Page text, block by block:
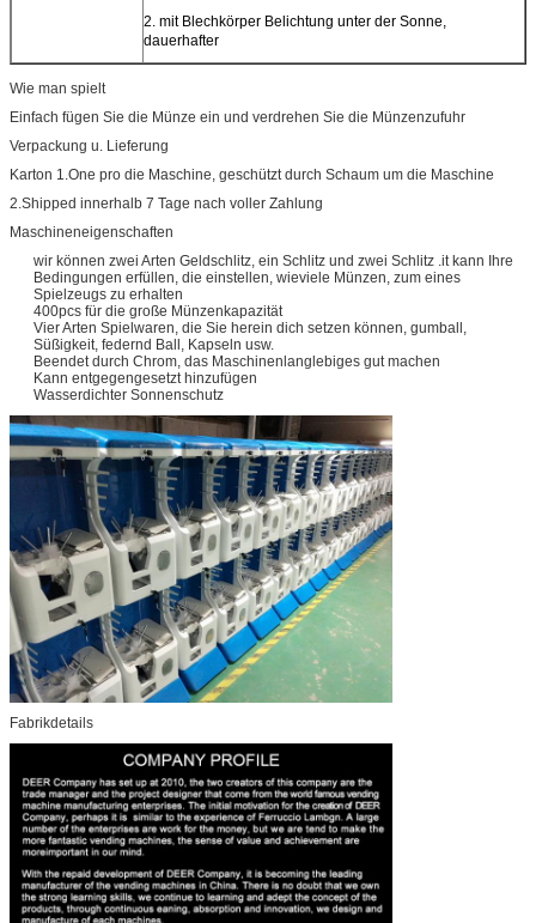
2. mit Blechkörper Belichtung unter der Sonne,
dauerhafter
Wie man spielt
Einfach fügen Sie die Münze ein und verdrehen Sie die Münzenzufuhr
Verpackung u. Lieferung
Karton 1.One pro die Maschine, geschützt durch Schaum um die Maschine
2.Shipped innerhalb 7 Tage nach voller Zahlung
Maschineneigenschaften
wir können zwei Arten Geldschlitz, ein Schlitz und zwei Schlitz .it kann Ihre
Bedingungen erfüllen, die einstellen, wieviele Münzen, zum eines
Spielzeugs zu erhalten
400pcs für die große Münzenkapazität
Vier Arten Spielwaren, die Sie herein dich setzen können, gumball,
Süßigkeit, federnd Ball, Kapseln usw.
Beendet durch Chrom, das Maschinenlanglebiges gut machen
Kann entgegengesetzt hinzufügen
Wasserdichter Sonnenschutz
Fabrikdetails